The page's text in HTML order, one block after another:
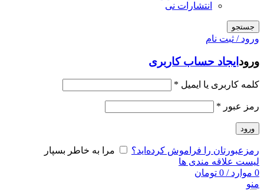
انتشارات نی
جستجو
ورود / ثبت نام
ورود ایجاد حساب کاربری
کلمه کاربری یا ایمیل *
رمز عبور *
ورود
رمزعبورتان را فراموش کرده‌اید؟
مرا به خاطر بسپار
لیست علاقه مندی ها
0 موارد /
0 تومان
منو